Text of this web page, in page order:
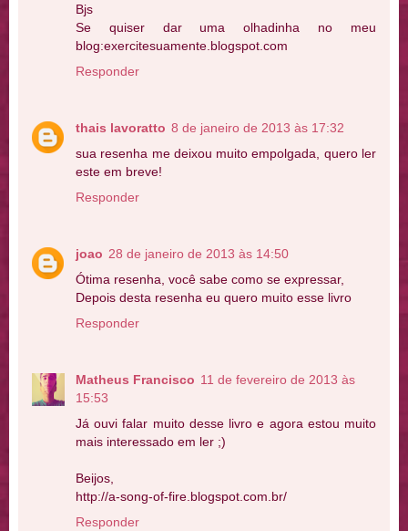
Bjs
Se quiser dar uma olhadinha no meu
blog:exercitesuamente.blogspot.com
Responder
thais lavoratto 8 de janeiro de 2013 às 17:32
sua resenha me deixou muito empolgada, quero ler
este em breve!
Responder
joao 28 de janeiro de 2013 às 14:50
Ótima resenha, você sabe como se expressar,
Depois desta resenha eu quero muito esse livro
Responder
Matheus Francisco 11 de fevereiro de 2013 às
15:53
Já ouvi falar muito desse livro e agora estou muito
mais interessado em ler ;)
Beijos,
http://a-song-of-fire.blogspot.com.br/
Responder